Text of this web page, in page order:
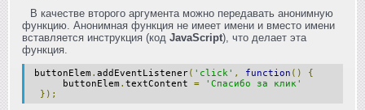
В качестве второго аргумента можно передавать анонимную
функцию. Анонимная функция не имеет имени и вместо имени
вставляется инструкция (код JavaScript), что делает эта
функция.
buttonElem . addEventListener( 'click' , function ()
{
buttonElem . textContent =
'Спасибо за клик'
});